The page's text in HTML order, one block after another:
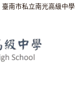
臺南市私立南光高級中學